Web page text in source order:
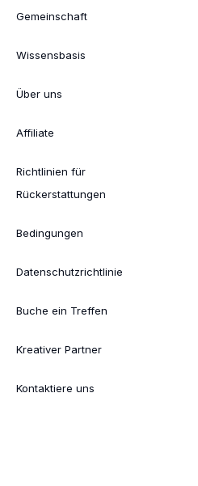
Gemeinschaft
Wissensbasis
Über uns
Affiliate
Richtlinien für
Rückerstattungen
Bedingungen
Datenschutzrichtlinie
Buche ein Treffen
Kreativer Partner
Kontaktiere uns